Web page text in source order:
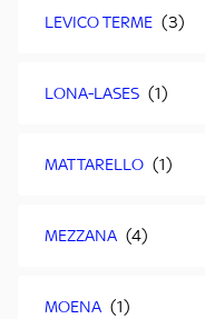
LEVICO TERME
LONA-LASES
MATTARELLO
MEZZANA
MOENA